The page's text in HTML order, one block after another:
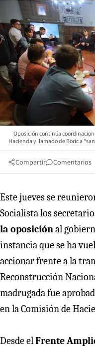
Oposición continúa
Hacienda y llamado de Boric a
Compartir Comentarios
Este jueves se
Socialista los
la oposiciónal
instancia que se ha
accionar frente a la
Reconstrucción
madrugada fue
en la Comisión de
Desde elFrente